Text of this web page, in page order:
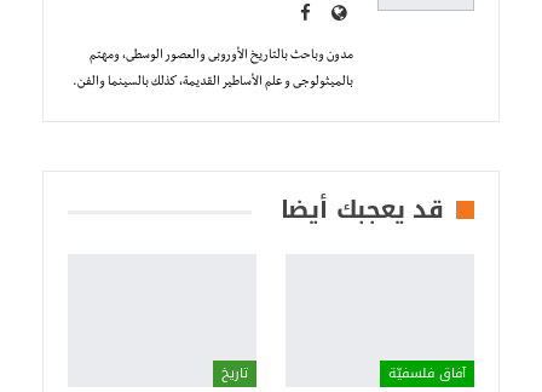
مدون وباحث بالتاريخ الأوروبى والعصور الوسطى، ومهتم
بالميثولوجى و علم الأساطير القديمة، كذلك بالسينما والفن.
قد يعجبك أيضا
آفاق فلسفيّة‎ تاريخ